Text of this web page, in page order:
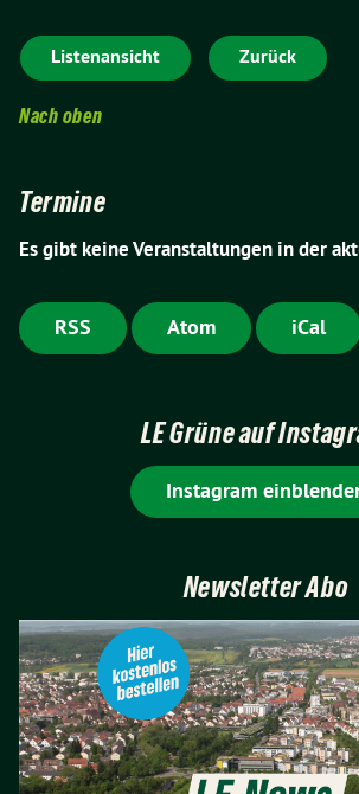
Listenansicht Zurück
Nach oben
Termine
Es gibt keine Veranstaltungen in der
RSS Atom iCal
LE Grüne auf
Instagram
Newsletter Abo